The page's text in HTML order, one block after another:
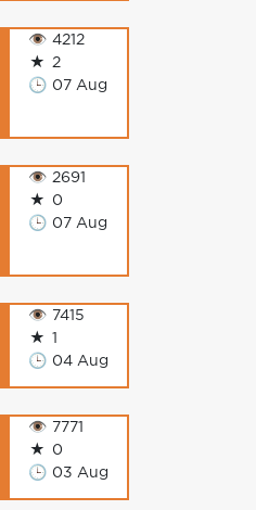
👁 4212
★
2
🕒 07 Aug
👁 2691
★
0
🕒 07 Aug
👁
7415
★
1
🕒 04 Aug
👁
7771
★
0
🕒 03 Aug